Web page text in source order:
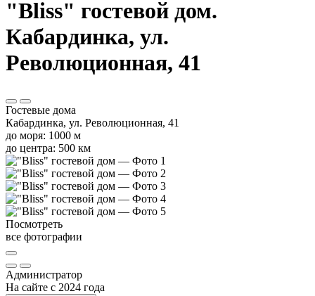
"Bliss" гостевой дом.
Кабардинка, ул.
Революционная, 41
Гостевые дома
Кабардинка, ул. Революционная, 41
до моря: 1000 м
до центра: 500 км
Посмотреть
все фотографии
Администратор
На сайте с 2024 года